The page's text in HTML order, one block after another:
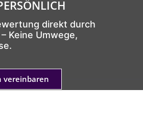
direkt durch
Keine Umwege,
vereinbaren